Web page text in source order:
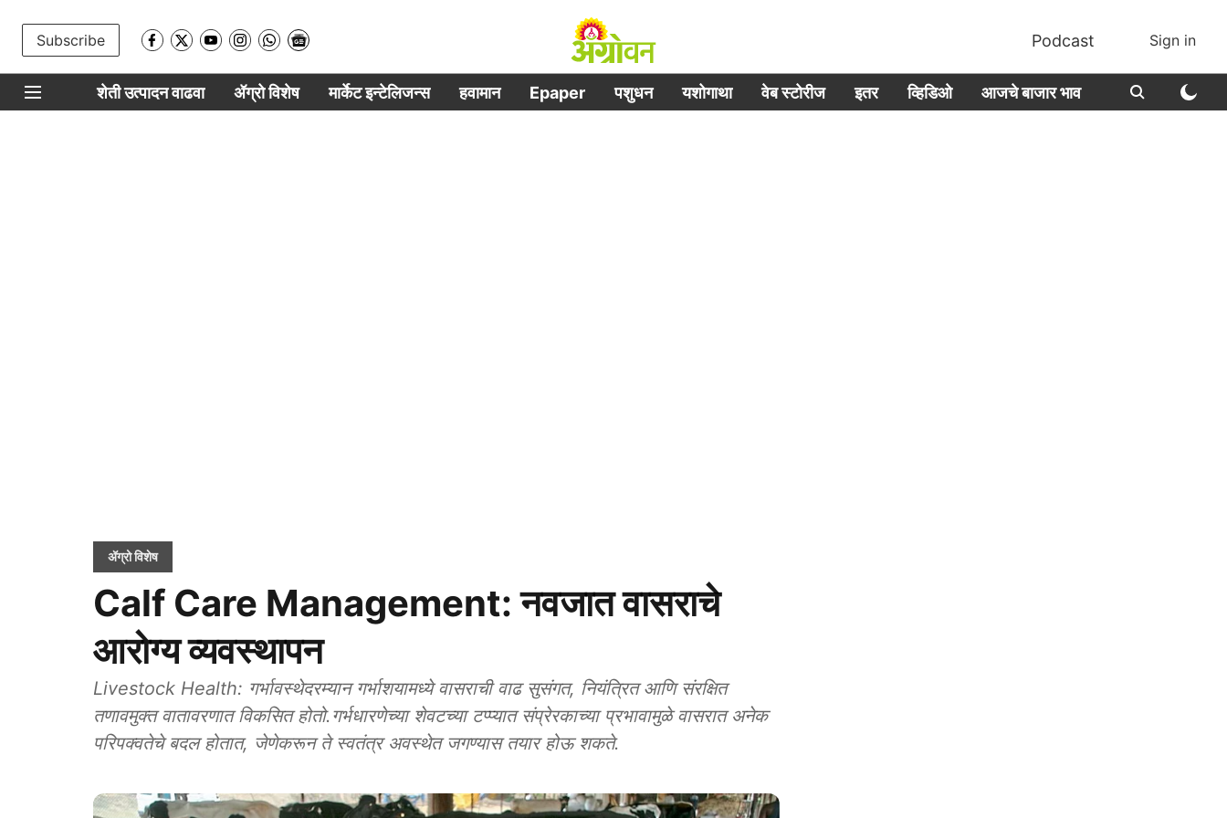
Subscribe Podcast Sign in
शेती उत्पादन वाढवा ॲग्रो विशेष मार्केट इन्टेलिजन्स हवामान Epaper पशुधन यशोगाथा वेब स्टोरीज इतर व्हिडिओ आजचे बाजार भाव
ॲग्रो विशेष
Calf Care Management: नवजात वासराचे
आरोग्य व्यवस्थापन
Livestock Health: गर्भावस्थेदरम्यान गर्भाशयामध्ये वासराची वाढ सुसंगत, नियंत्रित आणि संरक्षित
तणावमुक्त वातावरणात विकसित होतो.गर्भधारणेच्या शेवटच्या टप्प्यात संप्रेरकाच्या प्रभावामुळे वासरात अनेक
परिपक्वतेचे बदल होतात, जेणेकरून ते स्वतंत्र अवस्थेत जगण्यास तयार होऊ शकते.